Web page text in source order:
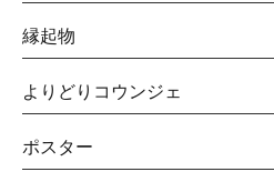
縁起物
よりどりコウンジェ
ポスター